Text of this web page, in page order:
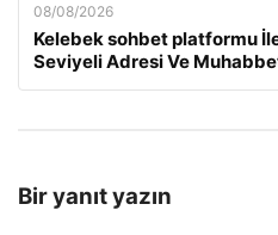
08/08/2026
Kelebek sohbet platformu
Seviyeli Adresi Ve
Bir yanıt yazın